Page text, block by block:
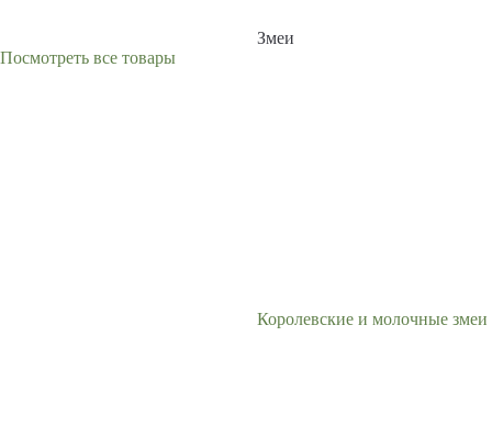
Змеи
Посмотреть все товары
Королевские и молочные змеи